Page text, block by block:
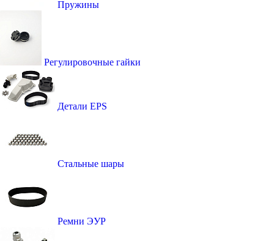
Пружины
Регулировочные гайки
Детали EPS
Стальные шары
Ремни ЭУР